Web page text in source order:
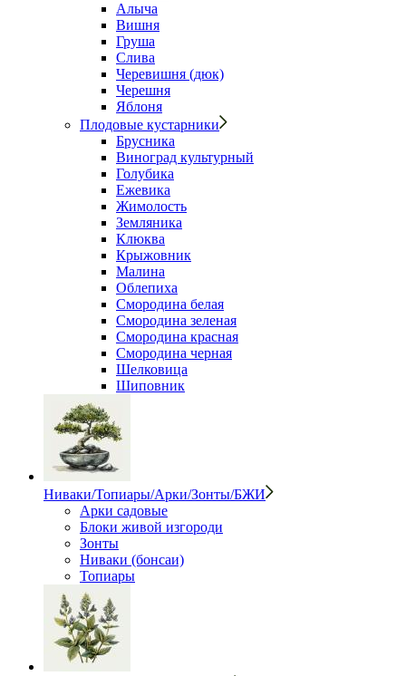
Алыча
Вишня
Груша
Слива
Черевишня (дюк)
Черешня
Яблоня
Плодовые кустарники
Брусника
Виноград культурный
Голубика
Ежевика
Жимолость
Земляника
Клюква
Крыжовник
Малина
Облепиха
Смородина белая
Смородина зеленая
Смородина красная
Смородина черная
Шелковица
Шиповник
Ниваки/Топиары/Арки/Зонты/БЖИ
Арки садовые
Блоки живой изгороди
Зонты
Ниваки (бонсаи)
Топиары